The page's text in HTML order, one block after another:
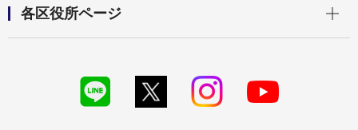
各区役所ページ